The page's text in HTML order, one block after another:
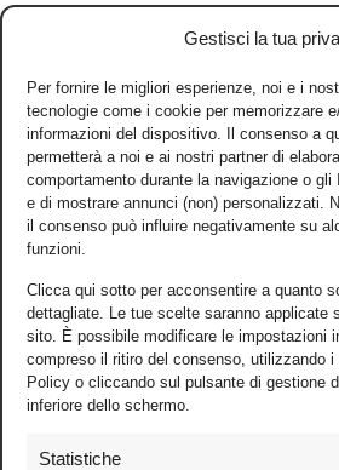
Gestisci la tua
Per fornire le migliori esperienze, noi e i
tecnologie come i cookie per memorizzare
informazioni del dispositivo. Il consenso a
permetterà a noi e ai nostri partner di
comportamento durante la navigazione o
e di mostrare annunci (non) personalizzati.
il consenso può influire negativamente su
funzioni.
Clicca qui sotto per acconsentire a quanto
dettagliate. Le tue scelte saranno applicate
sito. È possibile modificare le impostazioni
compreso il ritiro del consenso, utilizzando
Policy o cliccando sul pulsante di gestione
inferiore dello schermo.
Statistiche